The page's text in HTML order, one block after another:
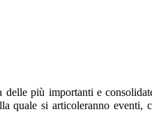
delle più importanti e
quale si articoleranno eventi,